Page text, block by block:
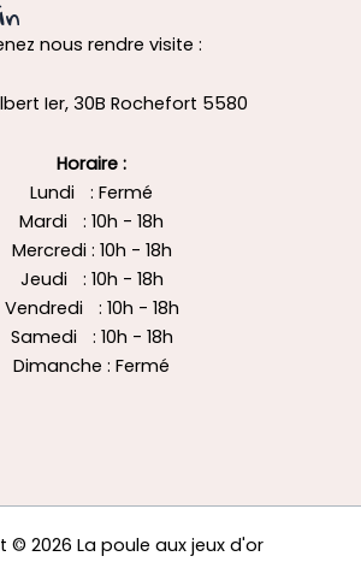
nous rendre visite :
Ier, 30B Rochefort 5580
Horaire :
Lundi : Fermé
Mardi : 10h - 18h
Mercredi : 10h - 18h
Jeudi : 10h - 18h
Vendredi : 10h - 18h
Samedi : 10h - 18h
Dimanche : Fermé
© 2026 La poule aux jeux d'or